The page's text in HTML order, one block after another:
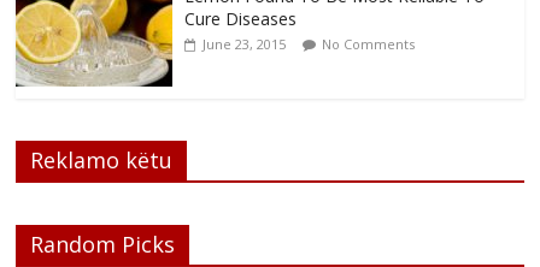
Cure Diseases
June 23, 2015 No Comments
Reklamo këtu
Random Picks